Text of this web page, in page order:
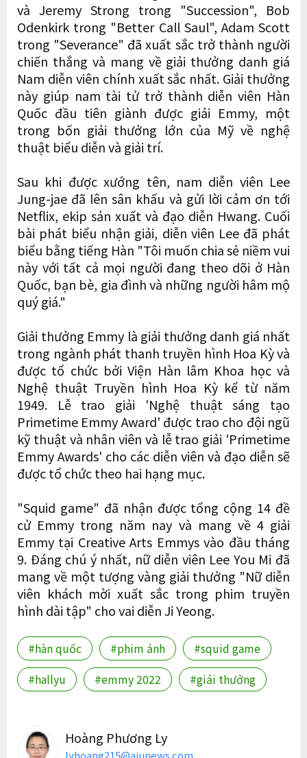
và Jeremy Strong trong "Succession", Bob
Odenkirk trong "Better Call Saul", Adam Scott
trong "Severance" đã xuất sắc trở thành người
chiến thắng và mang về giải thưởng danh giá
Nam diễn viên chính xuất sắc nhất. Giải thưởng
này giúp nam tài tử trở thành diễn viên Hàn
Quốc đầu tiên giành được giải Emmy, một
trong bốn giải thưởng lớn của Mỹ về nghệ
thuật biểu diễn và giải trí.
Sau khi được xướng tên, nam diễn viên Lee
Jung-jae đã lên sân khấu và gửi lời cảm ơn tới
Netflix, ekip sản xuất và đạo diễn Hwang. Cuối
bài phát biểu nhận giải, diễn viên Lee đã phát
biểu bằng tiếng Hàn "Tôi muốn chia sẻ niềm vui
này với tất cả mọi người đang theo dõi ở Hàn
Quốc, bạn bè, gia đình và những người hâm mộ
quý giá."
Giải thưởng Emmy là giải thưởng danh giá nhất
trong ngành phát thanh truyền hình Hoa Kỳ và
được tổ chức bởi Viện Hàn lâm Khoa học và
Nghệ thuật Truyền hình Hoa Kỳ kể từ năm
1949. Lễ trao giải 'Nghệ thuật sáng tạo
Primetime Emmy Award' được trao cho đội ngũ
kỹ thuật và nhân viên và lễ trao giải 'Primetime
Emmy Awards' cho các diễn viên và đạo diễn sẽ
được tổ chức theo hai hạng mục.
"Squid game" đã nhận được tổng cộng 14 đề
cử Emmy trong năm nay và mang về 4 giải
Emmy tại Creative Arts Emmys vào đầu tháng
9. Đáng chú ý nhất, nữ diễn viên Lee You Mi đã
mang về một tượng vàng giải thưởng "Nữ diễn
viên khách mời xuất sắc trong phim truyền
hình dài tập" cho vai diễn Ji Yeong.
#hàn quốc #phim ảnh
#squid game
#hallyu
#emmy 2022 #giải thưởng
Hoàng Phương Ly
lyhoang215@ajunews.com